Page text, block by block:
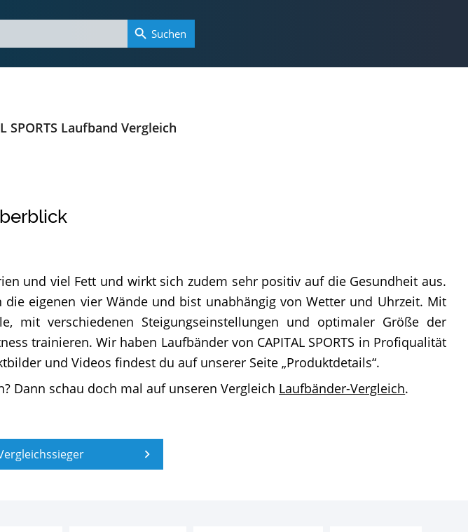
SPORTS Laufband Vergleich
und viel Fett und wirkt sich zudem sehr positiv auf die Gesundheit aus.
die eigenen vier Wände und bist unabhängig von Wetter und Uhrzeit. Mit
mit verschiedenen Steigungseinstellungen und optimaler Größe der
trainieren. Wir haben Laufbänder von CAPITAL SPORTS in Profiqualität
und Videos findest du auf unserer Seite „Produktdetails“.
Dann schau doch mal auf unseren Vergleich Laufbänder-Vergleich.
Suchen